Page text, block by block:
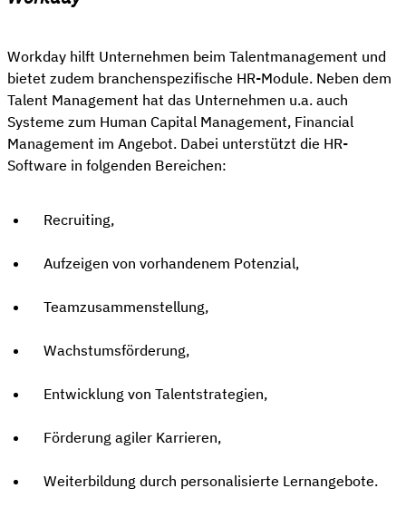
Workday hilft Unternehmen beim Talentmanagement und
bietet zudem branchenspezifische HR-Module. Neben dem
Talent Management hat das Unternehmen u.a. auch
Systeme zum Human Capital Management, Financial
Management im Angebot. Dabei unterstützt die HR-
Software in folgenden Bereichen:
Recruiting,
Aufzeigen von vorhandenem Potenzial,
Teamzusammenstellung,
Wachstumsförderung,
Entwicklung von Talentstrategien,
Förderung agiler Karrieren,
Weiterbildung durch personalisierte Lernangebote.